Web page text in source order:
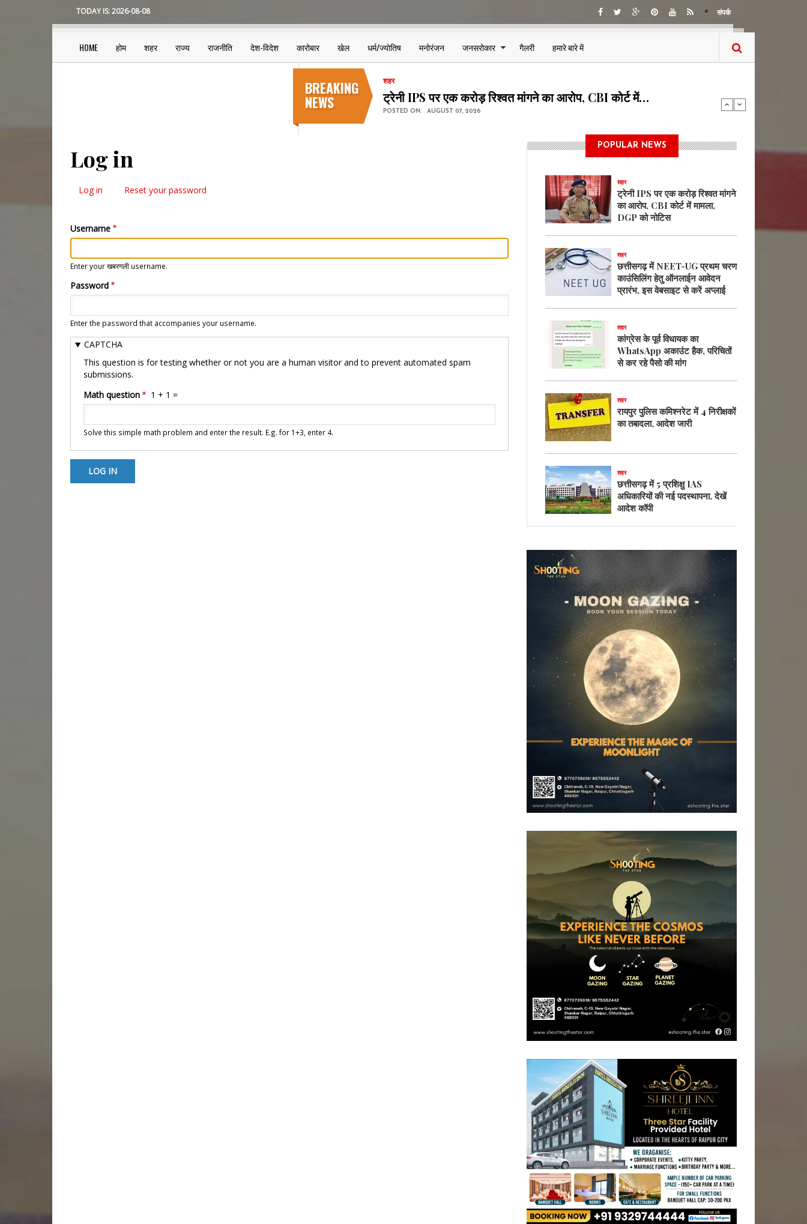
TODAY IS:2026-08-08 संपर्क
Main
HOME होम शहर राज्य राजनीति देश-विदेश कारोबार खेल धर्म/ज्योतिष मनोरंजन जनसरोकार गैलरी हमारे बारे में
BREAKING
NEWS
शहर
छत्तीसगढ़ में NEET-UG प्रथम चरण काउंसिलिंग हेतु ऑनलाईन…
POSTED ON: AUGUST 07, 2026
Log in
tabs
Log in (activeReset your password
Username
Enter your खबरगली username.
Password
Enter the password that accompanies your username.
CAPTCHA
This question is for testing whether or not you are a human visitor and to prevent automated spam
submissions.
Math question
1 + 1 =
Solve this simple math problem and enter the result. E.g. for 1+3, enter 4.
POPULAR NEWS
शहर
ट्रेनी IPS पर एक करोड़ रिश्वत मांगने
का आरोप, CBI कोर्ट में मामला,
DGP को नोटिस
शहर
छत्तीसगढ़ में NEET-UG प्रथम चरण
काउंसिलिंग हेतु ऑनलाईन आवेदन
प्रारंभ, इस वेबसाइट से करें अप्लाई
शहर
कांग्रेस के पूर्व विधायक का
WhatsApp अकाउंट हैक, परिचितों
से कर रहे पैसो की मांग
शहर
रायपुर पुलिस कमिश्नरेट में 4 निरीक्षकों
का तबादला, आदेश जारी
शहर
छत्तीसगढ़ में 5 प्रशिक्षु IAS
अधिकारियों की नई पदस्थापना, देखें
आदेश कॉपी